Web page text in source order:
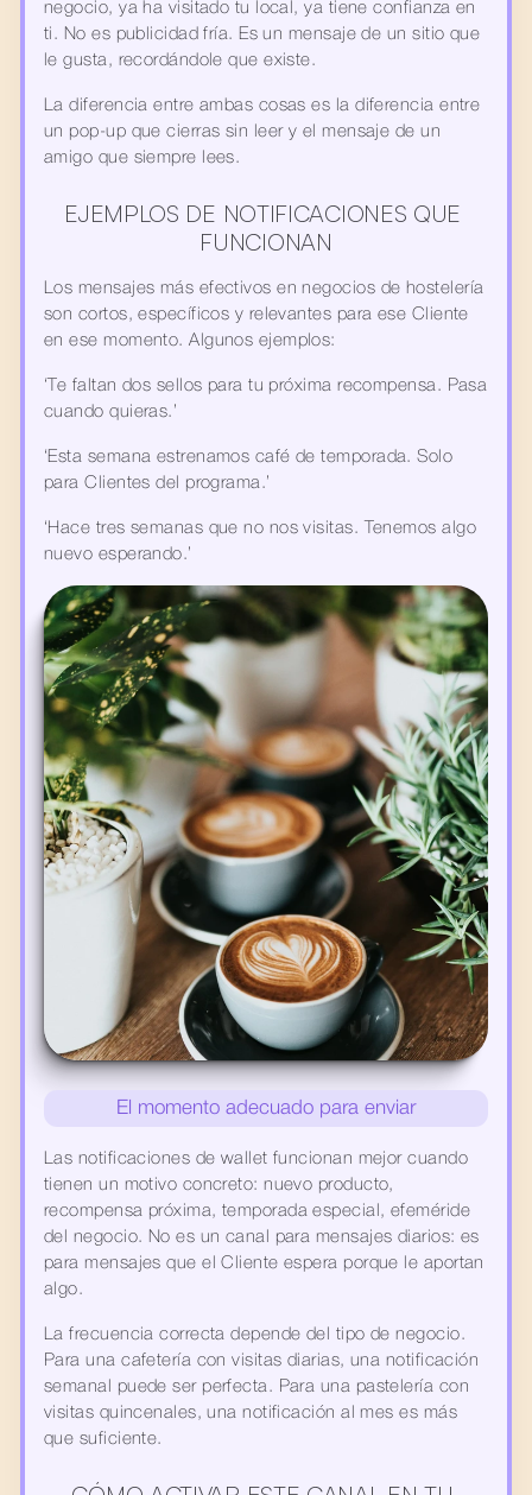
negocio, ya ha visitado tu local, ya tiene confianza en
ti. No es publicidad fría. Es un mensaje de un sitio que
le gusta, recordándole que existe.
La diferencia entre ambas cosas es la diferencia entre
un pop-up que cierras sin leer y el mensaje de un
amigo que siempre lees.
EJEMPLOS DE NOTIFICACIONES QUE
FUNCIONAN
Los mensajes más efectivos en negocios de hostelería
son cortos, específicos y relevantes para ese Cliente
en ese momento. Algunos ejemplos:
‘Te faltan dos sellos para tu próxima recompensa. Pasa
cuando quieras.’
‘Esta semana estrenamos café de temporada. Solo
para Clientes del programa.’
‘Hace tres semanas que no nos visitas. Tenemos algo
nuevo esperando.’
El momento adecuado para enviar
Las notificaciones de wallet funcionan mejor cuando
tienen un motivo concreto: nuevo producto,
recompensa próxima, temporada especial, efeméride
del negocio. No es un canal para mensajes diarios: es
para mensajes que el Cliente espera porque le aportan
algo.
La frecuencia correcta depende del tipo de negocio.
Para una cafetería con visitas diarias, una notificación
semanal puede ser perfecta. Para una pastelería con
visitas quincenales, una notificación al mes es más
que suficiente.